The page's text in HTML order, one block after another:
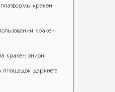
кракен
кракен
кракен онион
площадок даркнета